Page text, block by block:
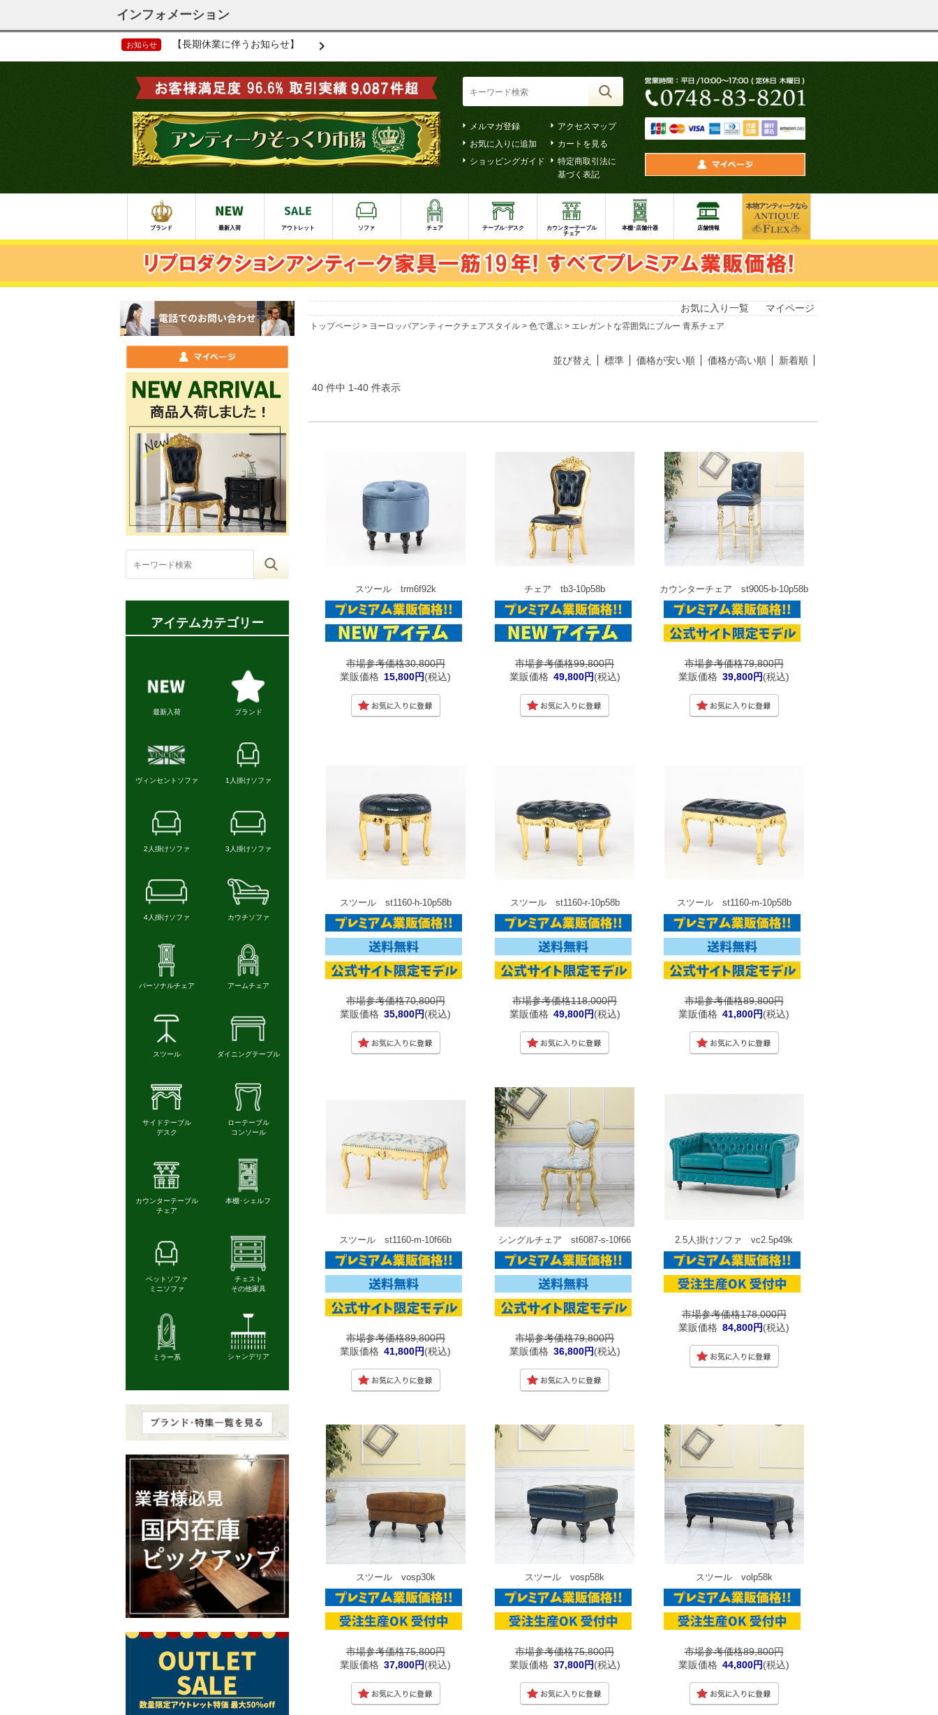
お気に入り一覧 マイページ
トップページ > ヨーロッパアンティークチェアスタイル > 色で選ぶ > エレガントな雰囲気にブルー 青系チェア
並び替え 標準 価格が安い順 価格が高い順 新着順
40 件中 1-40 件表示
スツール trm6f92k
市場参考価格30,800円
業販価格 15,800円(税込)
チェア tb3-10p58b
市場参考価格99,800円
業販価格 49,800円(税込)
カウンターチェア st9005-b-10p58b
市場参考価格79,800円
業販価格 39,800円(税込)
スツール st1160-h-10p58b
市場参考価格70,800円
業販価格 35,800円(税込)
スツール st1160-r-10p58b
市場参考価格118,000円
業販価格 49,800円(税込)
スツール st1160-m-10p58b
市場参考価格89,800円
業販価格 41,800円(税込)
スツール st1160-m-10f66b
市場参考価格89,800円
業販価格 41,800円(税込)
シングルチェア st6087-s-10f66
市場参考価格79,800円
業販価格 36,800円(税込)
2.5人掛けソファ vc2.5p49k
市場参考価格178,000円
業販価格 84,800円(税込)
スツール vosp30k
市場参考価格75,800円
業販価格 37,800円(税込)
スツール vosp58k
市場参考価格75,800円
業販価格 37,800円(税込)
スツール volp58k
市場参考価格89,800円
業販価格 44,800円(税込)